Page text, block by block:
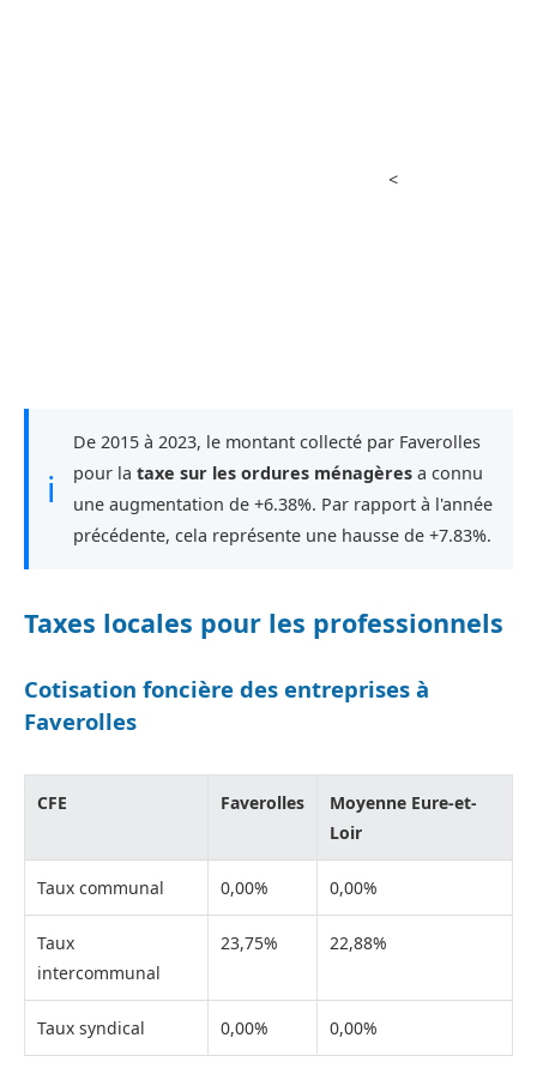
<
ℹ
De 2015 à 2023, le montant collecté par Faverolles
pour la taxe sur les ordures ménagères a connu
une augmentation de +6.38%. Par rapport à l'année
précédente, cela représente une hausse de +7.83%.
Taxes locales pour les professionnels
Cotisation foncière des entreprises à
Faverolles
CFE Faverolles
Moyenne Eure-et-
Loir
Taux communal 0,00% 0,00%
Taux
intercommunal
23,75% 22,88%
Taux syndical 0,00% 0,00%